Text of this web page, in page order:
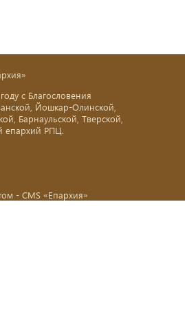
с Благословения
Йошкар-Олинской,
Барнаульской, Тверской,
епархий РПЦ.
- CMS «Епархия»